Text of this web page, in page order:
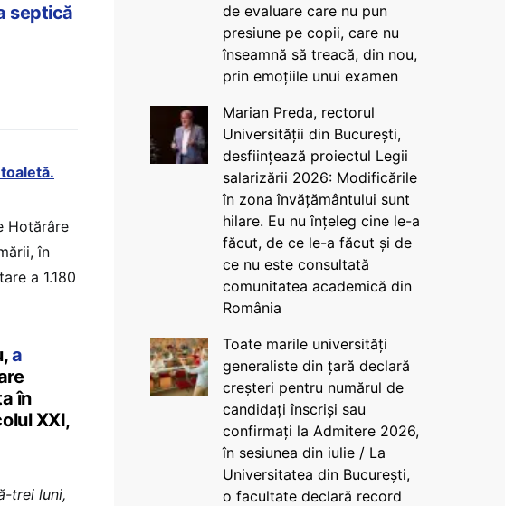
septică
Hotărâre
în
a 1.180
a
în
XXI,
trei luni,
de evaluare care nu pun
presiune pe copii, care nu
înseamnă să treacă, din nou,
prin emoțiile unui examen
Marian Preda, rectorul
Universității din București,
desființează proiectul Legii
salarizării 2026: Modificările
în zona învățământului sunt
hilare. Eu nu înțeleg cine le-a
făcut, de ce le-a făcut și de
ce nu este consultată
comunitatea academică din
România
Toate marile universități
generaliste din țară declară
creșteri pentru numărul de
candidați înscriși sau
confirmați la Admitere 2026,
în sesiunea din iulie / La
Universitatea din București,
o facultate declară record